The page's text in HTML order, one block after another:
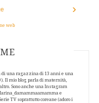
›
web
di una ragazzina di 13 anni e una
Il mio blog parla di maternità,
Sono anche una Instagram
e
TV soprattutto coreane (adoro i